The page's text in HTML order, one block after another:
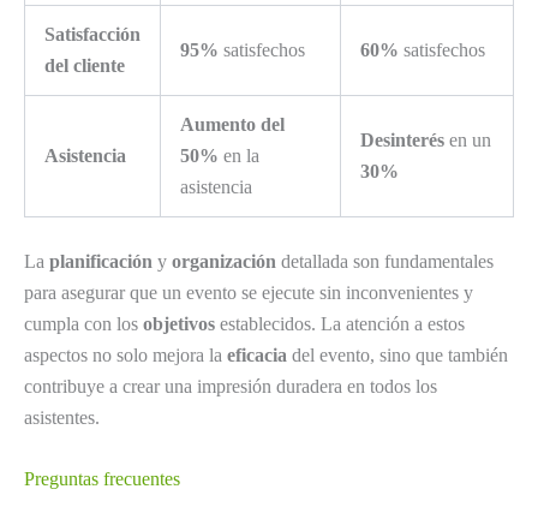
Satisfacción
del cliente
95% satisfechos 60% satisfechos
Asistencia
Aumento del
50% en la
asistencia
Desinterés en un
30%
La planificación y organización detallada son fundamentales
para asegurar que un evento se ejecute sin inconvenientes y
cumpla con los objetivos establecidos. La atención a estos
aspectos no solo mejora la eficacia del evento, sino que también
contribuye a crear una impresión duradera en todos los
asistentes.
Preguntas frecuentes